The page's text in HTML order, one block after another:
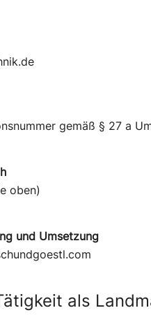
gemäß § 27 a
oben)
und Umsetzung
als